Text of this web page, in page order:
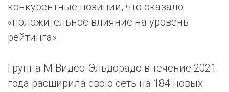
конкурентные позиции, что оказало
«положительное влияние на уровень
рейтинга».
Группа М.Видео-Эльдорадо в течение 2021
года расширила свою сеть на 184 новых